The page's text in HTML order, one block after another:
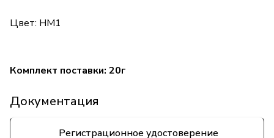
Цвет: HM1
Комплект поставки: 20г
Документация
Регистрационное удостоверение